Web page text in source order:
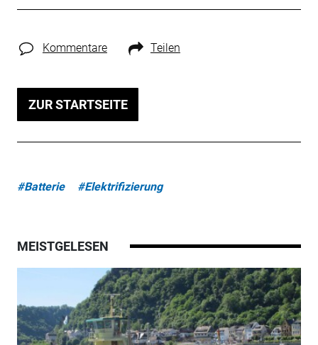
Kommentare Teilen
ZUR STARTSEITE
#Batterie #Elektrifizierung
MEISTGELESEN